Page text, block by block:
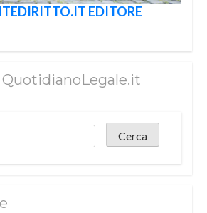
EDITORE
QuotidianoLegale.it